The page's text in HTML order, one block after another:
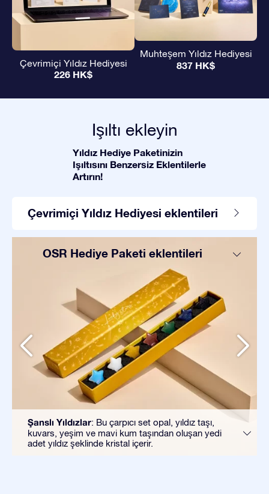
Çevrimiçi Yıldız Hediyesi
226 HK$
Muhteşem Yıldız Hediyesi
837 HK$
Işıltı ekleyin
Yıldız Hediye Paketinizin
Işıltısını Benzersiz Eklentilerle
Artırın!
Çevrimiçi Yıldız Hediyesi eklentileri
OSR Hediye Paketi eklentileri
Şanslı Yıldızlar: Bu çarpıcı set opal, yıldız taşı,
kuvars, yeşim ve mavi kum taşından oluşan yedi
adet yıldız şeklinde kristal içerir.